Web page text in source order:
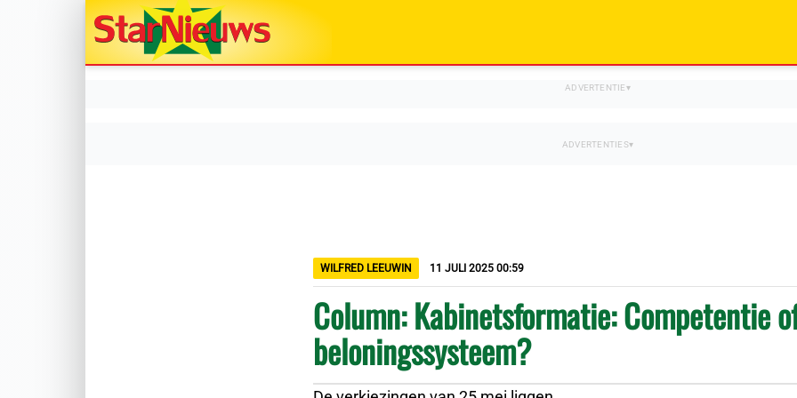
WILFRED LEEUWIN 11 JULI 2025 00:59
Column: Kabinetsformatie: Competentie
beloningssysteem?